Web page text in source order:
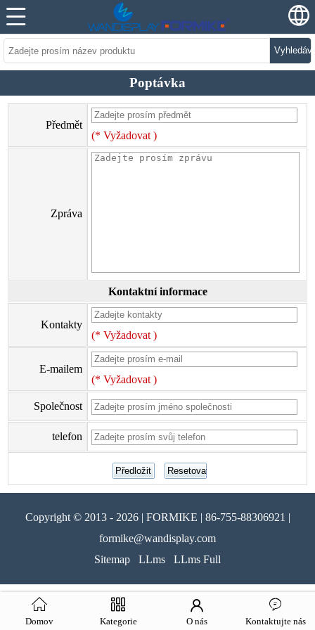
Poptávka
Předmět
(* Vyžadovat )
Zpráva
Kontaktní informace
Kontakty
(* Vyžadovat )
E-mailem
(* Vyžadovat )
Společnost
telefon
Copyright © 2013 - 2026 | FORMIKE | 86-755-88306921 |
formike@wandisplay.com
Sitemap
LLms LLms Full
Domov Kategorie O nás Kontaktujte nás